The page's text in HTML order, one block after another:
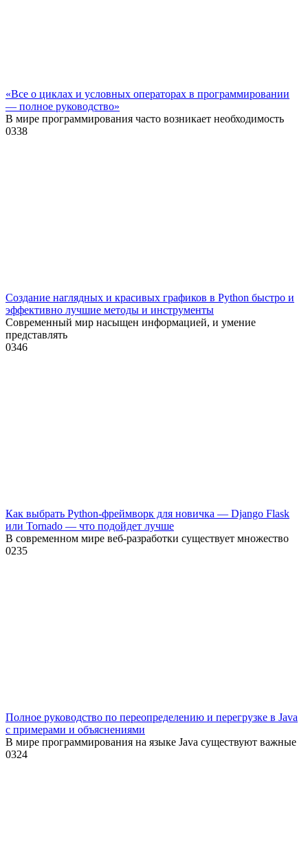
«Все о циклах и условных операторах в программировании
— полное руководство»
В мире программирования часто возникает необходимость
0338
Создание наглядных и красивых графиков в Python быстро и
эффективно лучшие методы и инструменты
Современный мир насыщен информацией, и умение
представлять
0346
Как выбрать Python-фреймворк для новичка — Django Flask
или Tornado — что подойдет лучше
В современном мире веб-разработки существует множество
0235
Полное руководство по переопределению и перегрузке в Java
с примерами и объяснениями
В мире программирования на языке Java существуют важные
0324